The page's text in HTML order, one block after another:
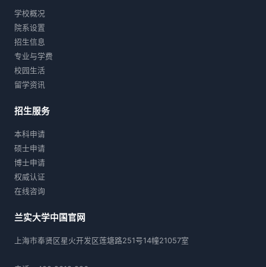
学校概况
院系设置
招生信息
专业与学费
校园生活
留学资讯
招生服务
本科申请
硕士申请
博士申请
权威认证
在线咨询
兰实大学中国官网
上海市奉贤区星火开发区莲塘路251号14幢21057室